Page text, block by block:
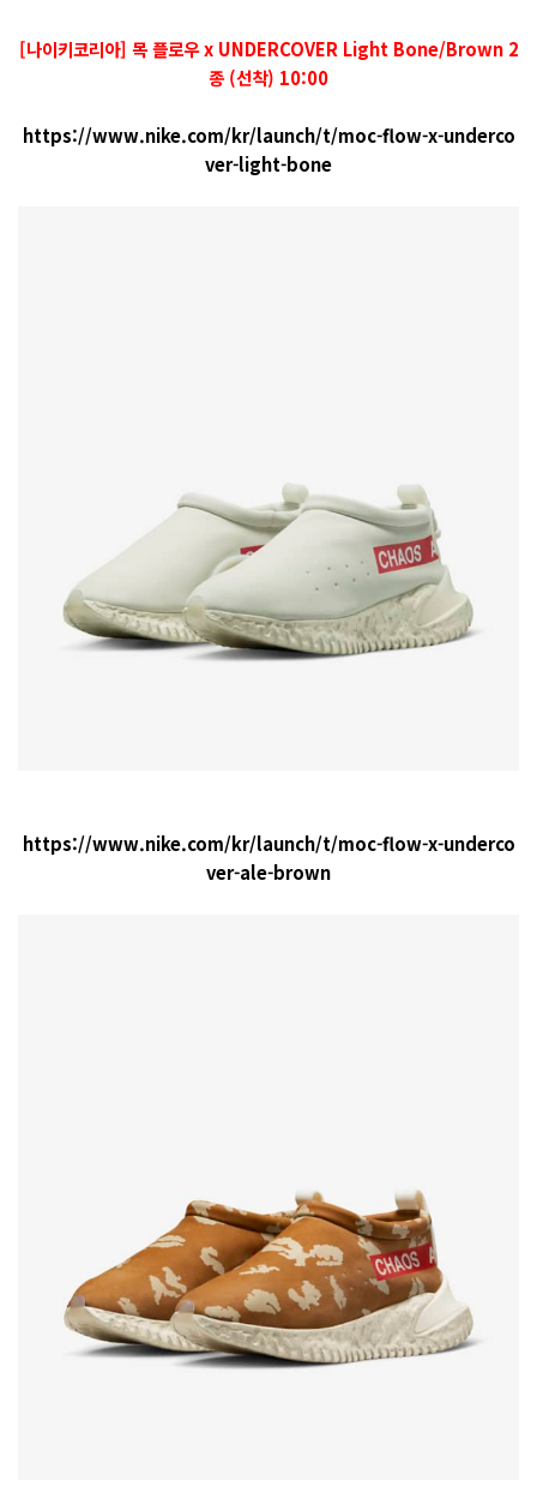
[나이키코리아] 목 플로우 x UNDERCOVER Light Bone/Brown 2
종 (선착) 10:00
https://www.nike.com/kr/launch/t/moc-flow-x-underco
ver-light-bone
https://www.nike.com/kr/launch/t/moc-flow-x-underco
ver-ale-brown